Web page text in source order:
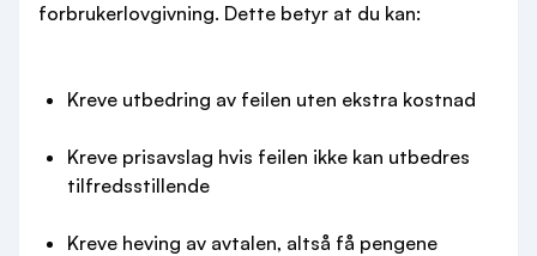
forbrukerlovgivning. Dette betyr at du kan:
Kreve utbedring av feilen uten ekstra kostnad
Kreve prisavslag hvis feilen ikke kan utbedres
tilfredsstillende
Kreve heving av avtalen, altså få pengene